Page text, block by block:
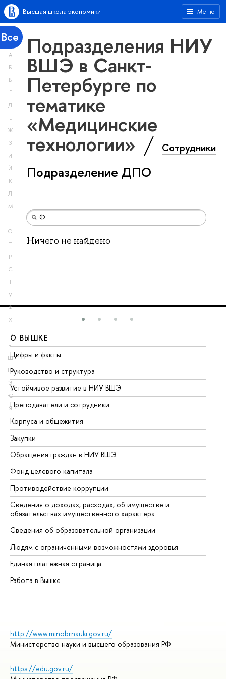
Меню
Высшая школа экономики
Все
А
Б
В
Г
Д
Е
Ж
З
И
Й
К
Л
М
Н
О
П
Р
С
Т
У
Ф
Х
Ц
Ч
Ш
Щ
Э
Ю
Я
Подразделения НИУ
ВШЭ в Санкт-
Петербурге по
тематике
«Медицинские
технологии» Сотрудники
Подразделение ДПО
Ничего не найдено
О ВЫШКЕ
Цифры и факты
Руководство и структура
Устойчивое развитие в НИУ ВШЭ
Преподаватели и сотрудники
Корпуса и общежития
Закупки
Обращения граждан в НИУ ВШЭ
Фонд целевого капитала
Противодействие коррупции
Сведения о доходах, расходах, об имуществе и
обязательствах имущественного характера
Сведения об образовательной организации
Людям с ограниченными возможностями здоровья
Единая платежная страница
Работа в Вышке
http://www.minobrnauki.gov.ru/
Министерство науки и высшего образования РФ
https://edu.gov.ru/